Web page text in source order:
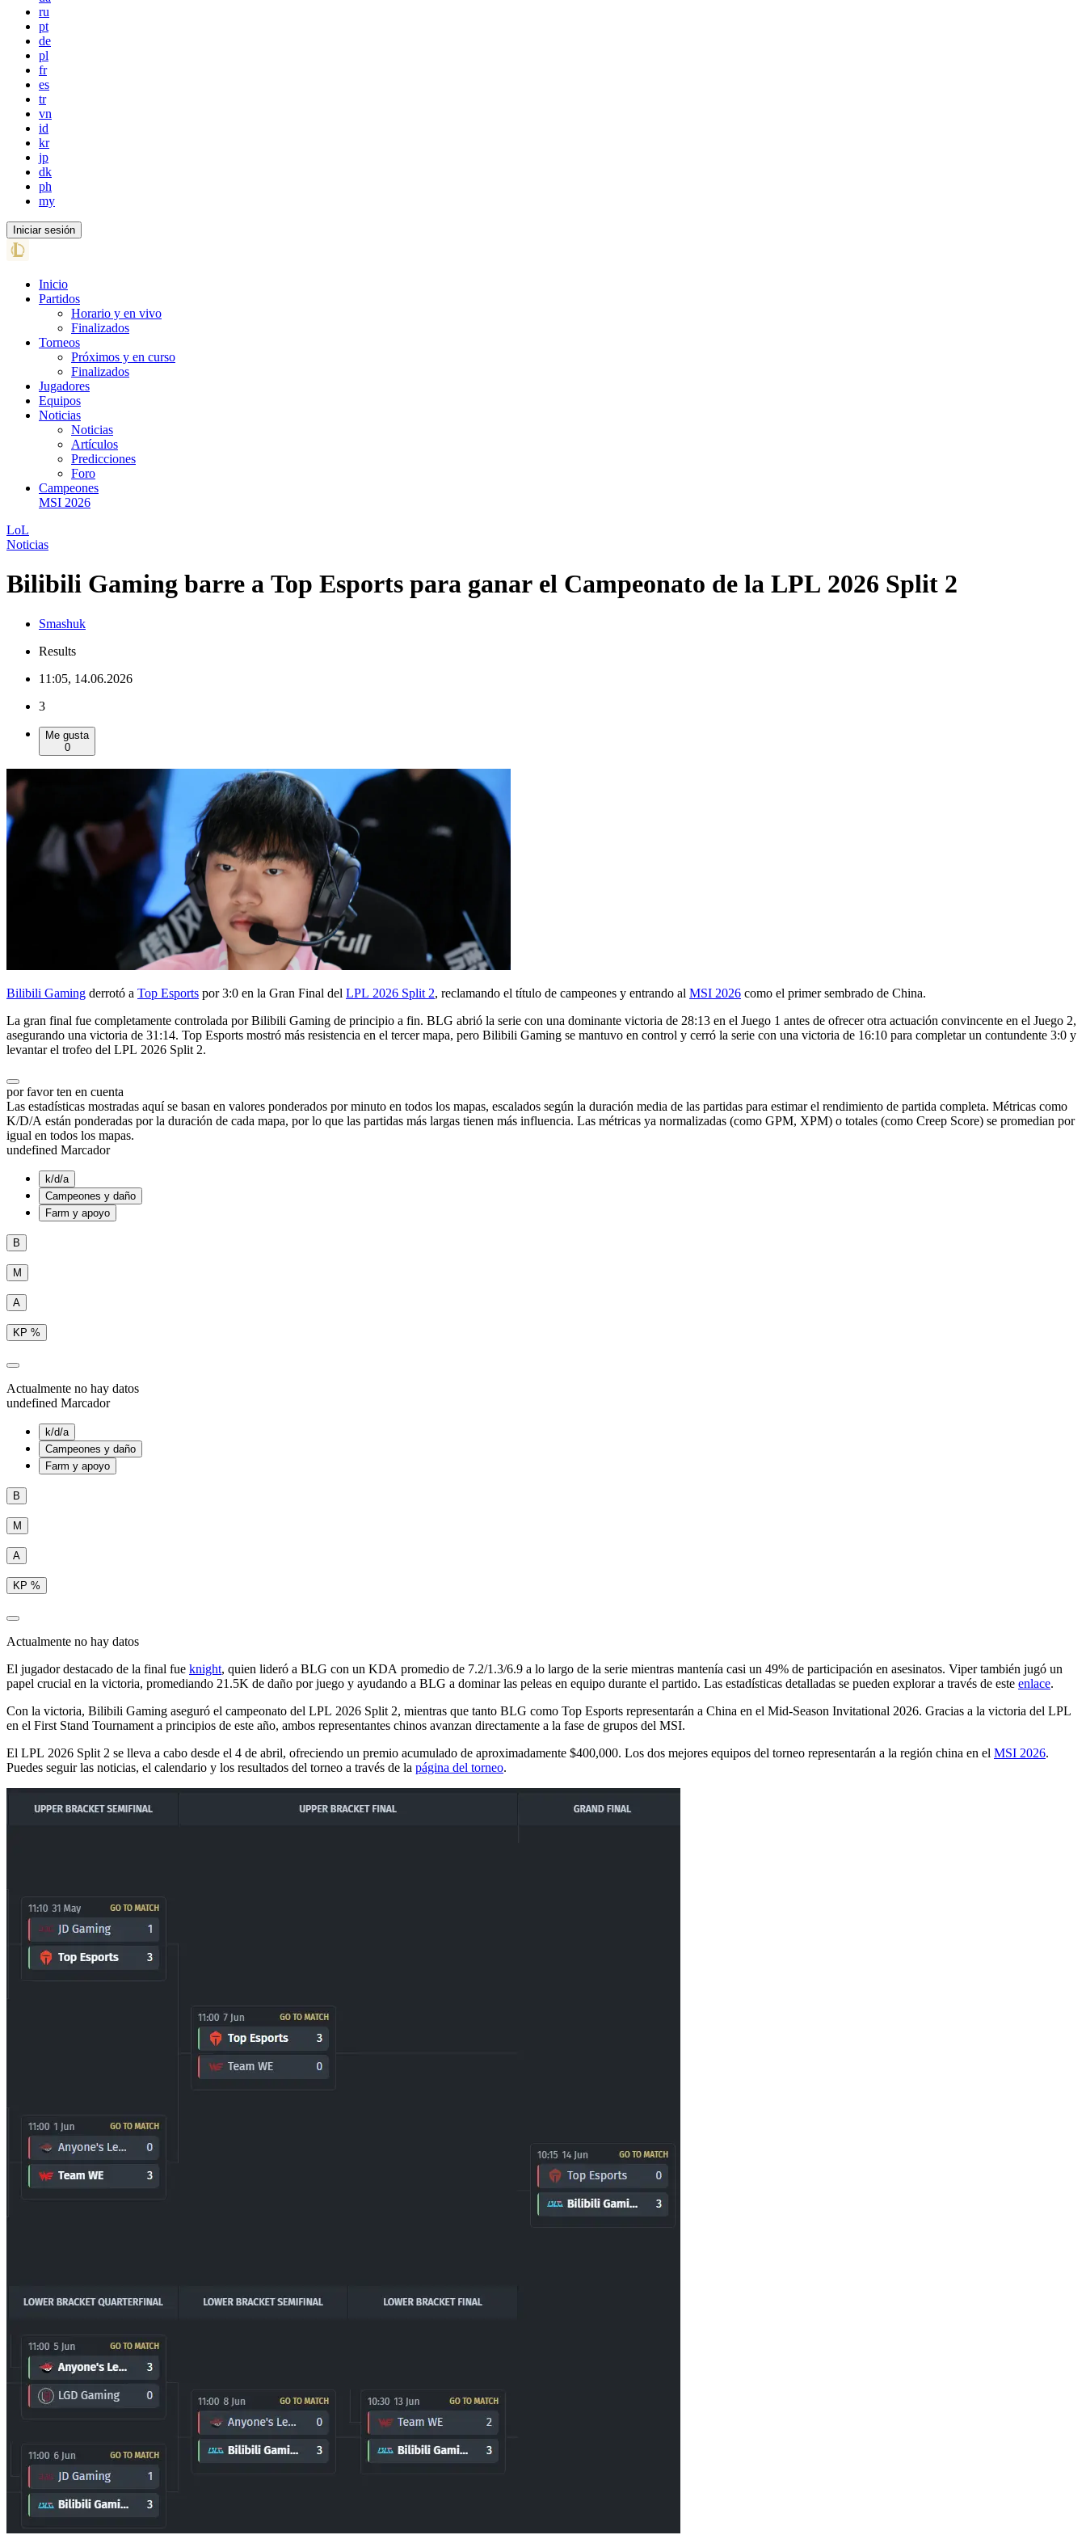
ru
pt
de
pl
fr
es
tr
vn
id
kr
jp
dk
ph
my
Iniciar sesión
Inicio
Partidos
Horario y en vivo
Finalizados
Torneos
Próximos y en curso
Finalizados
Jugadores
Equipos
Noticias
Noticias
Artículos
Predicciones
Foro
Campeones
MSI 2026
LoL
Noticias
Bilibili Gaming barre a Top Esports para ganar el Campeonato de la LPL 2026 Split 2
Smashuk
Results
11:05, 14.06.2026
3
Me gusta
0
Bilibili Gaming derrotó a Top Esports por 3:0 en la Gran Final del LPL 2026 Split 2, reclamando el título de campeones y entrando al MSI 2026 como el primer sembrado de China.
La gran final fue completamente controlada por Bilibili Gaming de principio a fin. BLG abrió la serie con una dominante victoria de 28:13 en el Juego 1 antes de ofrecer otra actuación convincente en el Juego 2,
asegurando una victoria de 31:14. Top Esports mostró más resistencia en el tercer mapa, pero Bilibili Gaming se mantuvo en control y cerró la serie con una victoria de 16:10 para completar un contundente 3:0 y
levantar el trofeo del LPL 2026 Split 2.
por favor ten en cuenta
Las estadísticas mostradas aquí se basan en valores ponderados por minuto en todos los mapas, escalados según la duración media de las partidas para estimar el rendimiento de partida completa. Métricas como
K/D/A están ponderadas por la duración de cada mapa, por lo que las partidas más largas tienen más influencia. Las métricas ya normalizadas (como GPM, XPM) o totales (como Creep Score) se promedian por
igual en todos los mapas.
undefined Marcador
k/d/a
Campeones y daño
Farm y apoyo
B
M
A
KP %
Actualmente no hay datos
undefined Marcador
k/d/a
Campeones y daño
Farm y apoyo
B
M
A
KP %
Actualmente no hay datos
El jugador destacado de la final fue knight, quien lideró a BLG con un KDA promedio de 7.2/1.3/6.9 a lo largo de la serie mientras mantenía casi un 49% de participación en asesinatos. Viper también jugó un
papel crucial en la victoria, promediando 21.5K de daño por juego y ayudando a BLG a dominar las peleas en equipo durante el partido. Las estadísticas detalladas se pueden explorar a través de este enlace.
Con la victoria, Bilibili Gaming aseguró el campeonato del LPL 2026 Split 2, mientras que tanto BLG como Top Esports representarán a China en el Mid-Season Invitational 2026. Gracias a la victoria del LPL
en el First Stand Tournament a principios de este año, ambos representantes chinos avanzan directamente a la fase de grupos del MSI.
El LPL 2026 Split 2 se lleva a cabo desde el 4 de abril, ofreciendo un premio acumulado de aproximadamente $400,000. Los dos mejores equipos del torneo representarán a la región china en el MSI 2026.
Puedes seguir las noticias, el calendario y los resultados del torneo a través de la página del torneo.